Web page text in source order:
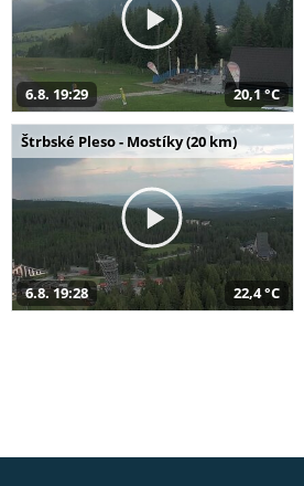
6.8. 19:29 20,1 °C
Štrbské Pleso - Mostíky (20 km)
6.8. 19:28 22,4 °C